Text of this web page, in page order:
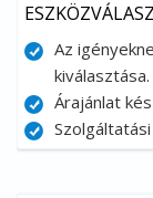
Az
kiválasztása.
Árajánlat